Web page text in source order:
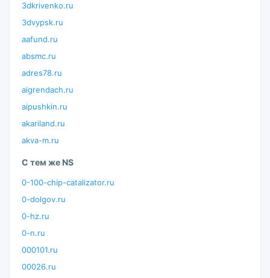
3dkrivenko.ru
3dvypsk.ru
aafund.ru
absmc.ru
adres78.ru
aigrendach.ru
aipushkin.ru
akariland.ru
akva-m.ru
С тем же NS
0-100-chip-catalizator.ru
0-dolgov.ru
0-hz.ru
0-n.ru
000101.ru
00026.ru